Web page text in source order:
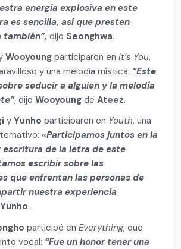
energía explosiva en este
es sencilla, así que presten
también”, dijo Seonghwa.
Wooyoung participaron enIt’s You,
y una melodía mística: “Este
seducir a alguien y la melodía
, dijoWooyoung deAteez.
yYunho participaron en Youth, una
«Participamos juntos en la
escritura de la letra de este
escribir sobre las
que enfrentan las personas de
nuestra experiencia
Yunho.
participó enEverything, que
vocal: “Fue un honor tener una